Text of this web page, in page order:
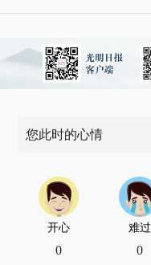
您此时的心情
开心
0
难过
0